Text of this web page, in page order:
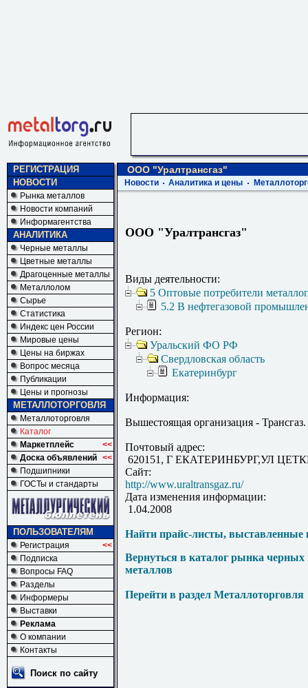
РЕГИСТРАЦИЯ
НОВОСТИ
Рынка металлов
Новости компаний
Информагентства
АНАЛИТИКА
Черные металлы
Цветные металлы
Драгоценные металлы
Металлолом
Сырье
Статистика
Индекс цен России
Мировые цены
Цены на биржах
Вопрос месяца
Публикации
Цены и прогнозы
МЕТАЛЛОТОРГОВЛЯ
Металлоторговля
Каталог
Маркетплейс
<<
Доска объявлений <<
Подшипники
ГОСТы и стандарты
ПОЛЬЗОВАТЕЛЯМ
Регистрация
<<
Подписка
Вопросы FAQ
Разделы
Информеры
Выставки
Реклама
О компании
Контакты
Поиск по сайту
ООО "Уралтрансгаз"
Новости Аналитика и цены
ООО "Уралтрансгаз"
Виды деятельности:
5 Оптовые потребители
5.2 В нефтегазовой
Регион:
Уральский ФО РФ
Свердловская область
Екатеринбург
Информация:
Вышестоящая организация - Трансгаз.
Почтовый адрес:
620151, Г ЕКАТЕРИНБУРГ,УЛ
Сайт:
http://www.uraltransgaz.ru/
Дата изменения информации:
1.04.2008
Найти прайс-листы, выставленные
Вернуться в каталог рынка
металлов
Перейти в раздел Металлоторговля